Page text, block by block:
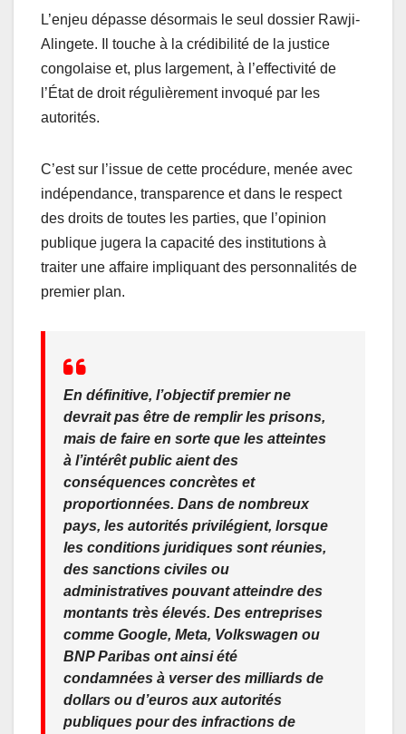
L’enjeu dépasse désormais le seul dossier Rawji-
Alingete. Il touche à la crédibilité de la justice
congolaise et, plus largement, à l’effectivité de
l’État de droit régulièrement invoqué par les
autorités.
C’est sur l’issue de cette procédure, menée avec
indépendance, transparence et dans le respect
des droits de toutes les parties, que l’opinion
publique jugera la capacité des institutions à
traiter une affaire impliquant des personnalités de
premier plan.
En définitive, l’objectif premier ne
devrait pas être de remplir les prisons,
mais de faire en sorte que les atteintes
à l’intérêt public aient des
conséquences concrètes et
proportionnées. Dans de nombreux
pays, les autorités privilégient, lorsque
les conditions juridiques sont réunies,
des sanctions civiles ou
administratives pouvant atteindre des
montants très élevés. Des entreprises
comme Google, Meta, Volkswagen ou
BNP Paribas ont ainsi été
condamnées à verser des milliards de
dollars ou d’euros aux autorités
publiques pour des infractions de